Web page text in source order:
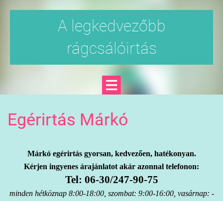
A legkedvezőbb
rágcsálóirtás
Egérirtás Márkó
Márkó egérirtás gyorsan, kedvezően, hatékonyan.
Kérjen ingyenes árajánlatot akár azonnal telefonon:
Tel: 06-30/247-90-75
minden hétköznap 8:00-18:00, szombat: 9:00-16:00, vasárnap: -